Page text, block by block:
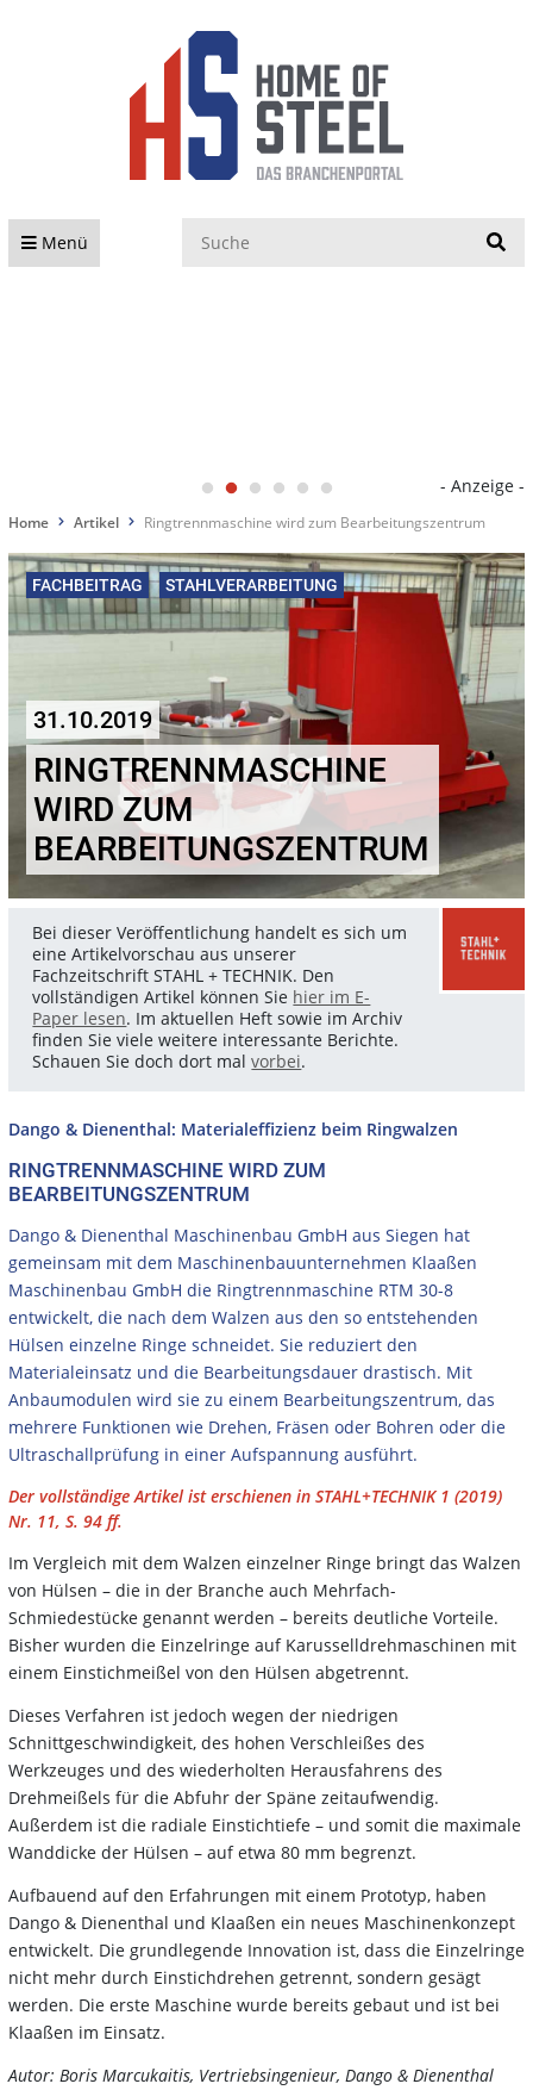
Menü
- Anzeige -
Home Artikel Ringtrennmaschine wird zum Bearbeitungszentrum
FACHBEITRAG STAHLVERARBEITUNG
31.10.2019
RINGTRENNMASCHINE
WIRD ZUM
BEARBEITUNGSZENTRUM
Bei dieser Veröffentlichung handelt es sich um
eine Artikelvorschau aus unserer
Fachzeitschrift STAHL + TECHNIK. Den
vollständigen Artikel können Sie hier im E-
Paper lesen. Im aktuellen Heft sowie im Archiv
finden Sie viele weitere interessante Berichte.
Schauen Sie doch dort malvorbei.
Dango & Dienenthal: Materialeffizienz beim Ringwalzen
RINGTRENNMASCHINE WIRD ZUM
BEARBEITUNGSZENTRUM
Dango & Dienenthal Maschinenbau GmbH aus Siegen hat
gemeinsam mit dem Maschinenbauunternehmen Klaaßen
Maschinenbau GmbH die Ringtrennmaschine RTM 30-8
entwickelt, die nach dem Walzen aus den so entstehenden
Hülsen einzelne Ringe schneidet. Sie reduziert den
Materialeinsatz und die Bearbeitungsdauer drastisch. Mit
Anbaumodulen wird sie zu einem Bearbeitungszentrum, das
mehrere Funktionen wie Drehen, Fräsen oder Bohren oder die
Ultraschallprüfung in einer Aufspannung ausführt.
Der vollständige Artikel ist erschienen in STAHL+TECHNIK 1 (2019)
Nr. 11, S. 94 ff.
Im Vergleich mit dem Walzen einzelner Ringe bringt das Walzen
von Hülsen – die in der Branche auch Mehrfach-
Schmiedestücke genannt werden – bereits deutliche Vorteile.
Bisher wurden die Einzelringe auf Karusselldrehmaschinen mit
einem Einstichmeißel von den Hülsen abgetrennt.
Dieses Verfahren ist jedoch wegen der niedrigen
Schnittgeschwindigkeit, des hohen Verschleißes des
Werkzeuges und des wiederholten Herausfahrens des
Drehmeißels für die Abfuhr der Späne zeitaufwendig.
Außerdem ist die radiale Einstichtiefe – und somit die maximale
Wanddicke der Hülsen – auf etwa 80 mm begrenzt.
Aufbauend auf den Erfahrungen mit einem Prototyp, haben
Dango & ­Dienenthal und Klaaßen ein neues Maschinenkonzept
entwickelt. Die grundlegende Innovation ist, dass die Einzelringe
nicht mehr durch Einstichdrehen getrennt, sondern gesägt
werden. Die erste Maschine wurde bereits gebaut und ist bei
Klaaßen im Einsatz.
Autor: Boris Marcukaitis, Vertriebsingenieur, Dango & Dienenthal